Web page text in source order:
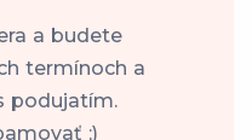
a budete
termínoch a
podujatím.
;)